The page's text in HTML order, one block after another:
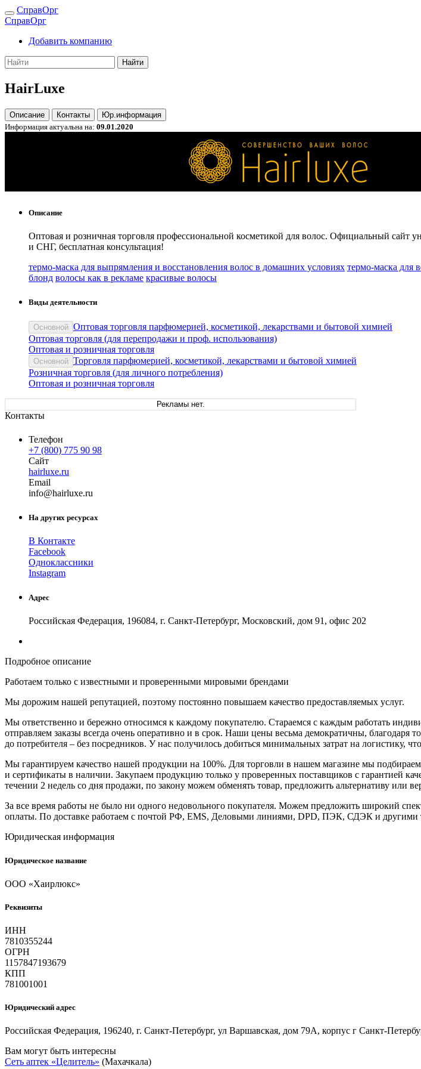
СправОрг
СправОрг
Добавить компанию
Найти
HairLuxe
Описание Контакты
Юр.информация
Информация актуальна на: 09.01.2020
Описание
Оптовая и розничная торговля профессиональной косметикой для волос. Официальный
и СНГ, бесплатная консультация!
термо-маска для выпрямления и восстановления волос в домашних условиях термо-маска для
блонд волосы как в рекламе красивые волосы
Виды деятельности
Основной Оптовая торговля парфюмерией, косметикой, лекарствами и бытовой химией
Оптовая торговля (для перепродажи и проф. использования)
Оптовая и розничная торговля
Основной Торговля парфюмерией, косметикой, лекарствами и бытовой химией
Розничная торговля (для личного потребления)
Оптовая и розничная торговля
Рекламы нет.
Контакты
Телефон
+7 (800) 775 90 98
Сайт
hairluxe.ru
Email
info@hairluxe.ru
На других ресурсах
В Контакте
Facebook
Одноклассники
Instagram
Адрес
Российская Федерация, 196084, г. Санкт-Петербург, Московский, дом 91, офис 202
Подробное описание
Работаем только с известными и проверенными мировыми брендами
Мы дорожим нашей репутацией, поэтому постоянно повышаем качество предоставляемых услуг.
Мы ответственно и бережно относимся к каждому покупателю. Стараемся с каждым работать
отправляем заказы всегда очень оперативно и в срок. Наши цены весьма демократичны, благодаря
до потребителя – без посредников. У нас получилось добиться минимальных затрат на логистику,
Мы гарантируем качество нашей продукции на 100%. Для торговли в нашем магазине мы
и сертификаты в наличии. Закупаем продукцию только у проверенных поставщиков с гарантией
течении 2 недель со дня продажи, по закону можем обменять товар, предложить альтернативу или
За все время работы не было ни одного недовольного покупателя. Можем предложить широкий
оплаты. По доставке работаем с почтой РФ, EMS, Деловыми линиями, DPD, ПЭК, СДЭК и другими
Юридическая информация
Юридическое название
ООО «Хаирлюкс»
Реквизиты
ИНН
7810355244
ОГРН
1157847193679
КПП
781001001
Юридический адрес
Российская Федерация, 196240, г. Санкт-Петербург, ул Варшавская, дом 79А, корпус г Санкт-
Вам могут быть интересны
Сеть аптек «Целитель» (Махачкала)